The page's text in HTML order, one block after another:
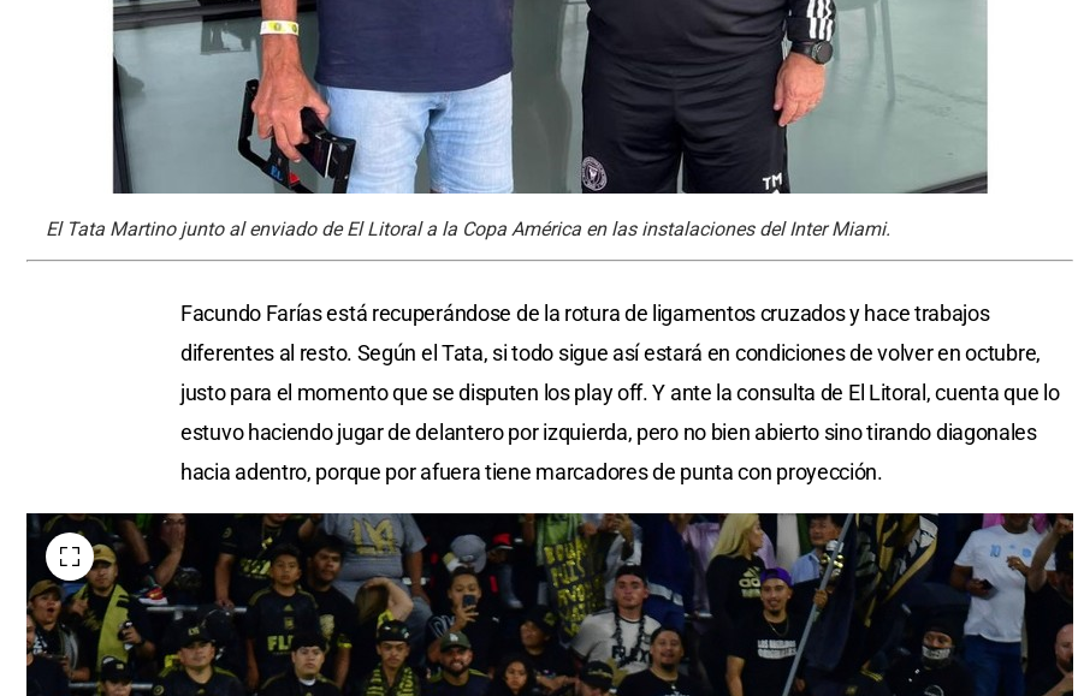
El Tata Martino junto al enviado de El Litoral a la Copa América en las instalaciones del Inter Miami.
Facundo Farías está recuperándose de la rotura de ligamentos cruzados y hace trabajos
diferentes al resto. Según el Tata, si todo sigue así estará en condiciones de volver en octubre,
justo para el momento que se disputen los play off. Y ante la consulta de El Litoral, cuenta que lo
estuvo haciendo jugar de delantero por izquierda, pero no bien abierto sino tirando diagonales
hacia adentro, porque por afuera tiene marcadores de punta con proyección.